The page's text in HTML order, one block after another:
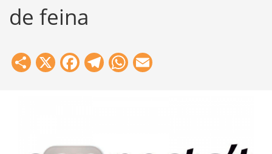
de feina
Share
X Facebook
Telegram
WhatsApp